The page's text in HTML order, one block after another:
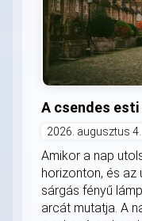
A csendes
2026. augusztus 4.
Amikor a nap
horizonton, és az
sárgás fényű
arcát mutatja. A